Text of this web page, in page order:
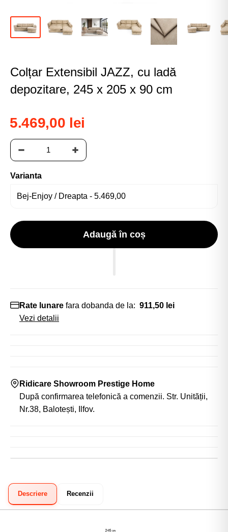
Colțar Extensibil JAZZ, cu ladă
depozitare, 245 x 205 x 90 cm
5.469,00 lei
Varianta
Adaugă în coș
Rate lunare fara dobanda de la: 911,50 lei
Vezi detalii
Ridicare Showroom Prestige Home
După confirmarea telefonică a comenzii. Str. Unității,
Nr.38, Balotești, Ilfov.
Descriere Recenzii